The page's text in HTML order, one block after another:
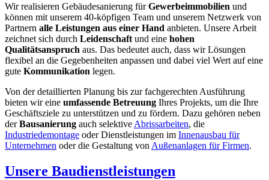
Wir realisieren Gebäudesanierung fürGewerbeimmobilien und
können mit unserem 40-köpfigen Team und unserem Netzwerk von
Partnern alle Leistungen aus einer Hand anbieten. Unsere Arbeit
zeichnet sich durch Leidenschaft und eine hohen
Qualitätsanspruch aus. Das bedeutet auch, dass wir Lösungen
flexibel an die Gegebenheiten anpassen und dabei viel Wert auf eine
gute Kommunikation legen.
Von der detaillierten Planung bis zur fachgerechten Ausführung
bieten wir eine umfassende Betreuung Ihres Projekts, um die Ihre
Geschäftsziele zu unterstützen und zu fördern. Dazu gehören neben
derBausanierung auch selektive Abrissarbeiten, die
Industriedemontage oder Dienstleistungen im Innenausbau für
Unternehmen oder die Gestaltung von Außenanlagen für Firmen.
Unsere Baudienstleistungen